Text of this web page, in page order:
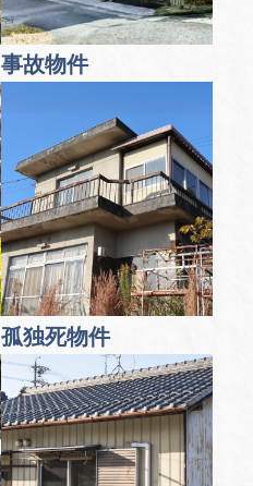
事故物件
孤独死物件